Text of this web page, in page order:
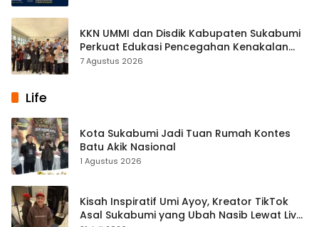
KKN UMMI dan Disdik Kabupaten Sukabumi
Perkuat Edukasi Pencegahan Kenakalan
Remaja di SMPN 2 Tegalbuleud
7 Agustus 2026
Life
Kota Sukabumi Jadi Tuan Rumah Kontes
Batu Akik Nasional
1 Agustus 2026
Kisah Inspiratif Umi Ayoy, Kreator TikTok
Asal Sukabumi yang Ubah Nasib Lewat Live